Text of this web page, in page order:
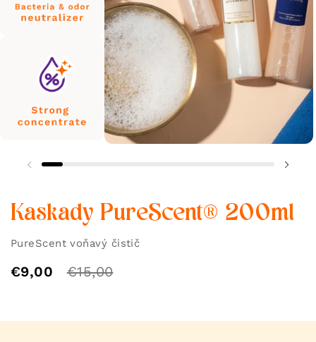
Kaskady PureScent® 200ml
PureScent voňavý čistič
€9,00 €15,00